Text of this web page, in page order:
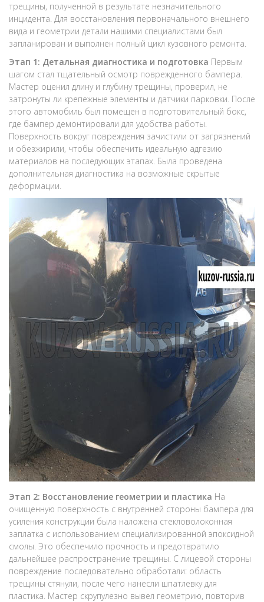
трещины, полученной в результате незначительного
инцидента. Для восстановления первоначального внешнего
вида и геометрии детали нашими специалистами был
запланирован и выполнен полный цикл кузовного ремонта.
Этап 1: Детальная диагностика и подготовка Первым
шагом стал тщательный осмотр поврежденного бампера.
Мастер оценил длину и глубину трещины, проверил, не
затронуты ли крепежные элементы и датчики парковки. После
этого автомобиль был помещен в подготовительный бокс,
где бампер демонтировали для удобства работы.
Поверхность вокруг повреждения зачистили от загрязнений
и обезжирили, чтобы обеспечить идеальную адгезию
материалов на последующих этапах. Была проведена
дополнительная диагностика на возможные скрытые
деформации.
Этап 2: Восстановление геометрии и пластика На
очищенную поверхность с внутренней стороны бампера для
усиления конструкции была наложена стекловолоконная
заплатка с использованием специализированной эпоксидной
смолы. Это обеспечило прочность и предотвратило
дальнейшее распространение трещины. С лицевой стороны
повреждение последовательно обработали: область
трещины стянули, после чего нанесли шпатлевку для
пластика. Мастер скрупулезно вывел геометрию, повторив